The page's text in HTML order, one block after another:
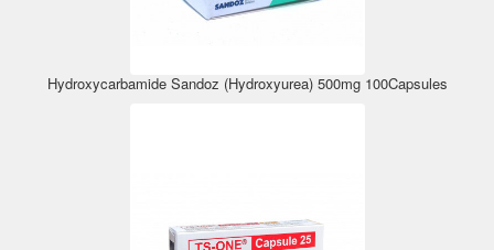
Hydroxycarbamide Sandoz (Hydroxyurea) 500mg 100Capsules